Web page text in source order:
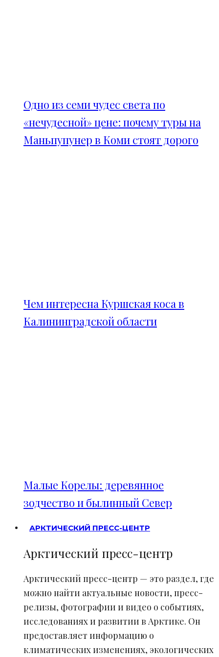
Одно из семи чудес света по
«нечудесной» цене: почему туры на
Маньпупунер в Коми стоят дорого
Чем интересна Куршская коса в
Калининградской области
Малые Корелы: деревянное
зодчество и былинный Север
АРКТИЧЕСКИЙ ПРЕСС-ЦЕНТР
Арктический пресс-центр
Арктический пресс-центр — это раздел, где
можно найти актуальные новости, пресс-
релизы, фотографии и видео о событиях,
исследованиях и развитии в Арктике. Он
предоставляет информацию о
климатических изменениях, экологических